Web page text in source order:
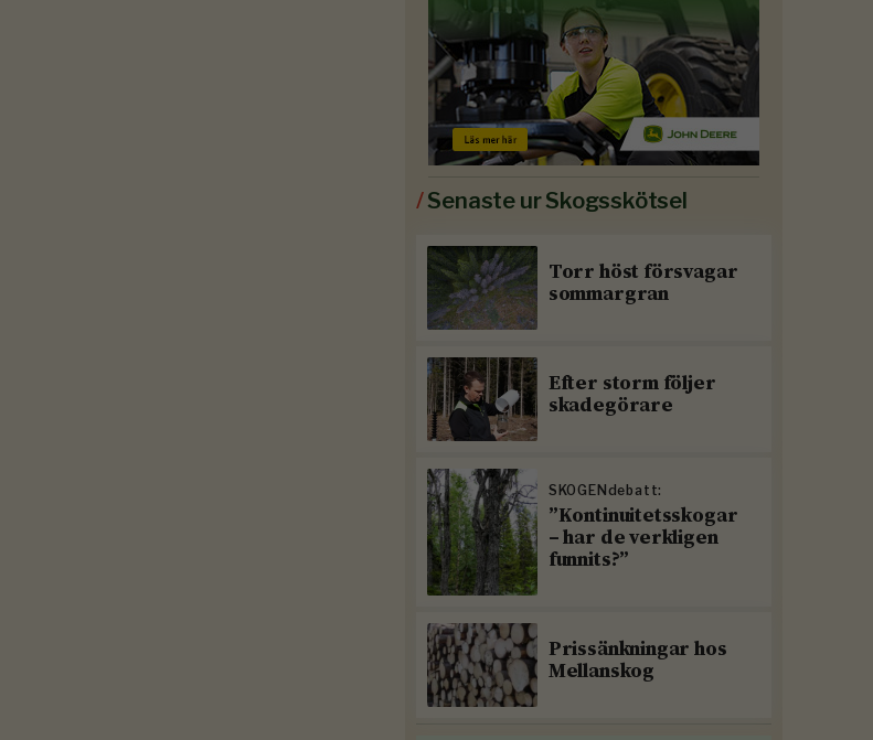
/Senaste ur Skogsskötsel
Torr höst försvagar
sommargran
Efter storm följer
skadegörare
SKOGENdebatt:
”Kontinuitetsskogar
– har de verkligen
funnits?”
Prissänkningar hos
Mellanskog